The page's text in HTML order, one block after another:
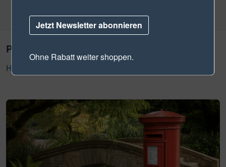
Produktsicherheit
Hersteller Informationen
Jetzt Newsletter abonnieren
Ohne Rabatt weiter shoppen.